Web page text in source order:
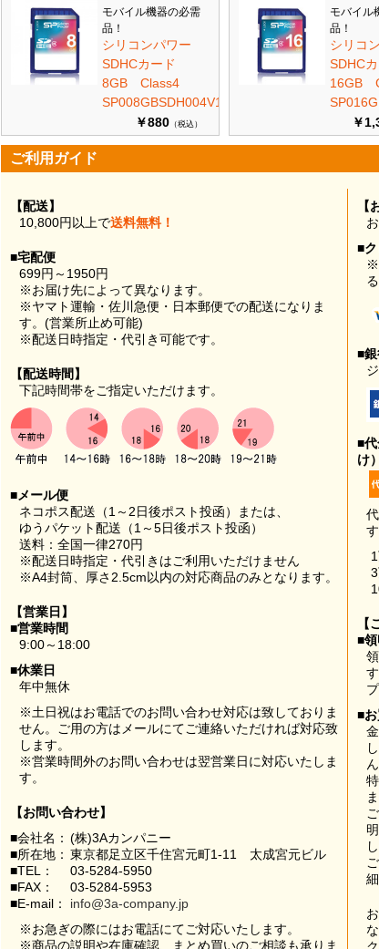
モバイル機器の必需
品！
シリコンパワー
SDHCカード
8GB Class4
SP008GBSDH004V10
￥880 （税込）
モバイル
品！
シリコ
SDHC
16GB
￥
ご利用ガイド
【配送】
10,800円以上で送料無料！
■宅配便
699円～1950円
※お届け先によって異なります。
※ヤマト運輸・佐川急便・日本郵便での配送になりま
す。(営業所止め可能)
※配送日時指定・代引き可能です。
【配送時間】
下記時間帯をご指定いただけます。
■メール便
ネコポス配送（1～2日後ポスト投函）または、
ゆうパケット配送（1～5日後ポスト投函）
送料：全国一律270円
※配送日時指定・代引きはご利用いただけません
※A4封筒、厚さ2.5cm以内の対応商品のみとなります。
【営業日】
■営業時間
9:00～18:00
■休業日
年中無休
※土日祝はお電話でのお問い合わせ対応は致しておりま
せん。ご用の方はメールにてご連絡いただければ対応致
します。
※営業時間外のお問い合わせは翌営業日に対応いたしま
す。
【お問い合わせ】
■会社名： (株)3Aカンパニー
■所在地： 東京都足立区千住宮元町1-11 太成宮元ビル
■TEL：
03-5284-5950
■FAX：
03-5284-5953
■E-mail：
info@3a-company.jp
※お急ぎの際にはお電話にてご対応いたします。
※商品の説明や在庫確認、まとめ買いのご相談も承りま
【
■
※
■銀
■
け）
す
【
■
す
■